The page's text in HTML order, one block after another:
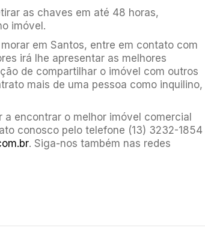
as chaves em até 48 horas,
imóvel.
em Santos, entre em contato com
irá lhe apresentar as melhores
de compartilhar o imóvel com outros
mais de uma pessoa como inquilino,
a encontrar o melhor imóvel comercial
conosco pelo telefone (13) 3232-1854
. Siga-nos também nas redes